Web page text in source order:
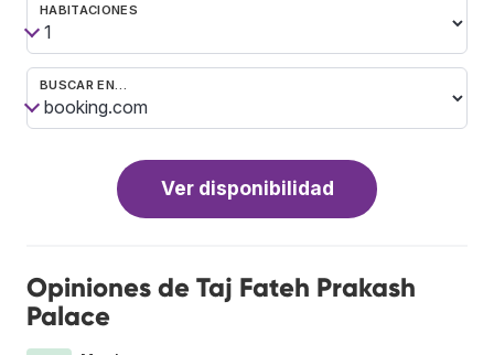
HABITACIONES
BUSCAR EN…
Ver disponibilidad
Opiniones de Taj Fateh Prakash
Palace